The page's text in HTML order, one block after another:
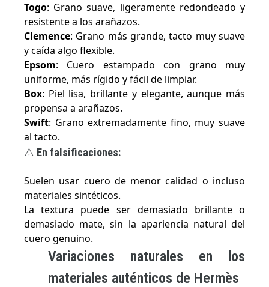
Togo: Grano suave, ligeramente redondeado y
resistente a los arañazos.
Clemence: Grano más grande, tacto muy suave
y caída algo flexible.
Epsom: Cuero estampado con grano muy
uniforme, más rígido y fácil de limpiar.
Box: Piel lisa, brillante y elegante, aunque más
propensa a arañazos.
Swift: Grano extremadamente fino, muy suave
al tacto.
⚠️ En falsificaciones:
Suelen usar cuero de menor calidad o incluso
materiales sintéticos.
La textura puede ser demasiado brillante o
demasiado mate, sin la apariencia natural del
cuero genuino.
Variaciones naturales en los
materiales auténticos de Hermès